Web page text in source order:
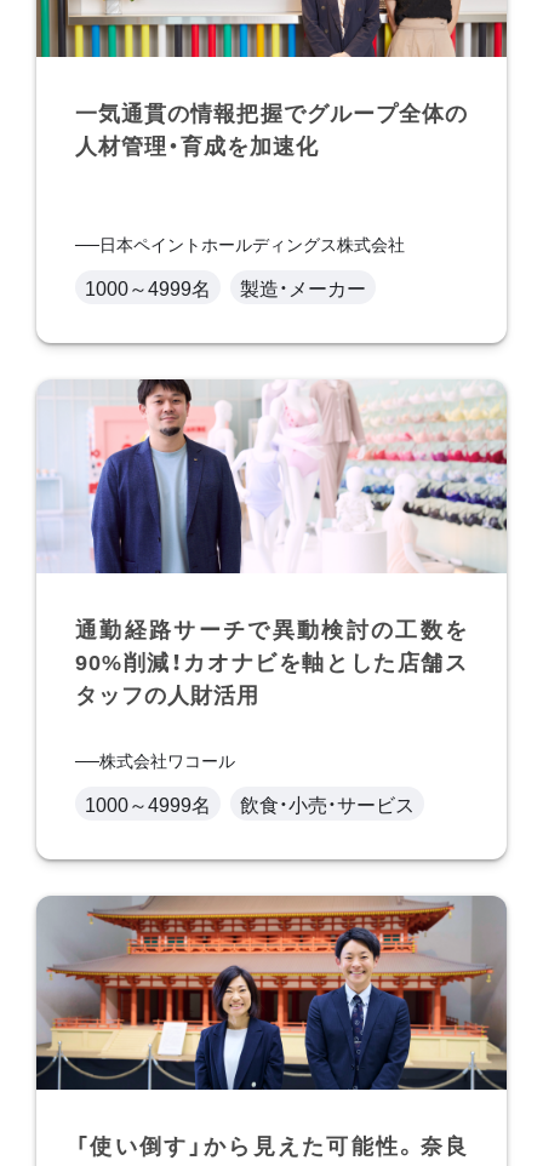
一気通貫の情報把握でグループ全体の
人材管理・育成を加速化
日本ペイントホールディングス株式会社
1000～4999名 製造・メーカー
通勤経路サーチで異動検討の工数を
90%削減！カオナビを軸とした店舗ス
タッフの人財活用
株式会社ワコール
1000～4999名 飲食・小売・サービス
「使い倒す」から見えた可能性。奈良